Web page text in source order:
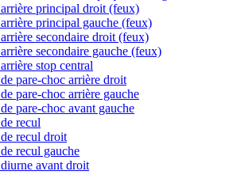
principal droit (feux)
principal gauche (feux)
secondaire droit (feux)
secondaire gauche (feux)
stop central
pare-choc arrière droit
pare-choc arrière gauche
pare-choc avant gauche
recul
recul droit
recul gauche
avant droit